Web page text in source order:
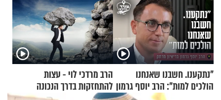
"נתקענו. חשבנו שאנחנו
הולכים למות": הרב יוסף גרמון
הרב מרדכי לוי - עצות
להתחזקות בדרך הנכונה